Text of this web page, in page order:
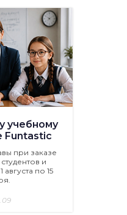
учебному
Funtastic
при заказе
и
по 15